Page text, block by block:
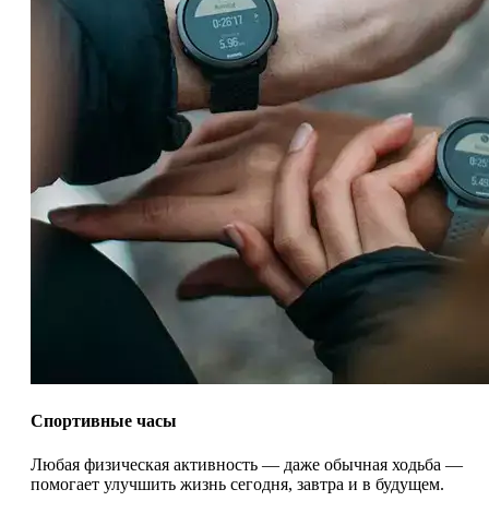
Спортивные часы
Любая физическая активность — даже обычная ходьба —
помогает улучшить жизнь сегодня, завтра и в будущем.